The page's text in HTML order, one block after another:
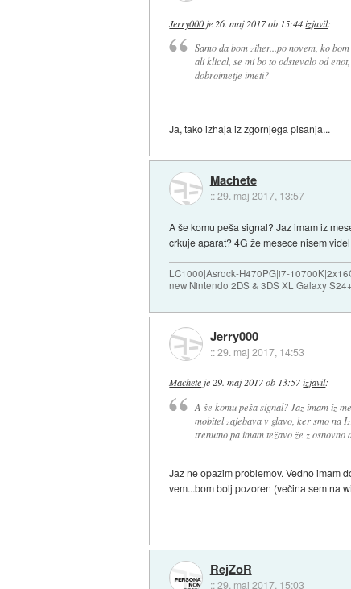
Jerry000 je 26. maj 2017 ob 15:44 izjavil:
Samo da bom ziher...po novem, ko
ali klical, se mi bo to odstevalo od
dobroimetje imeti?
Ja, tako izhaja iz zgornjega pisanja...
Machete
::29. maj 2017, 13:57
A še komu peša signal? Jaz imam iz
crkuje aparat? 4G že mesece nisem
LC1000|Asrock-H470PG|i7-
new Nintendo 2DS & 3DS XL|Galaxy S24+
Jerry000
::29. maj 2017, 14:53
Macheteje29. maj 2017 ob 13:57izjavil:
A še komu peša signal? Jaz imam iz
mobitel zajebava v glavo, ker smo na
trenutno pa imam težavo že z osnovno
Jaz ne opazim problemov. Vedno imam
vem...bom bolj pozoren (večina sem na
RejZoR
::29. maj 2017, 15:03